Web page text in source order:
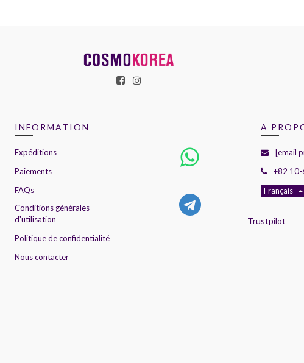
INFORMATION
Expéditions
Paiements
FAQs
Conditions générales
d'utilisation
Politique de confidentialité
Nous contacter
A
[email
+82
Français
Trustpilot